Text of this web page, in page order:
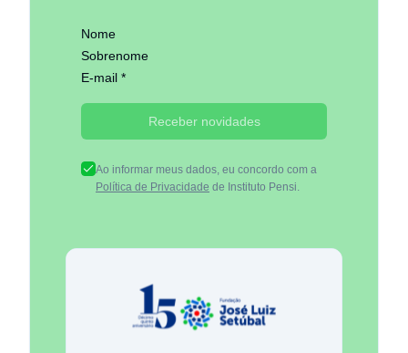
Nome
Sobrenome
E-mail *
Receber novidades
Ao informar meus dados, eu concordo com a
Política de Privacidade de Instituto Pensi.
Fundação José Luiz Egydio